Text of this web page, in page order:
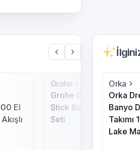
El
Grohe
Grohe Grandera
Stick Sürgülü Duş
Seti
Orka
Orka
Banyo
Takımı
Lake